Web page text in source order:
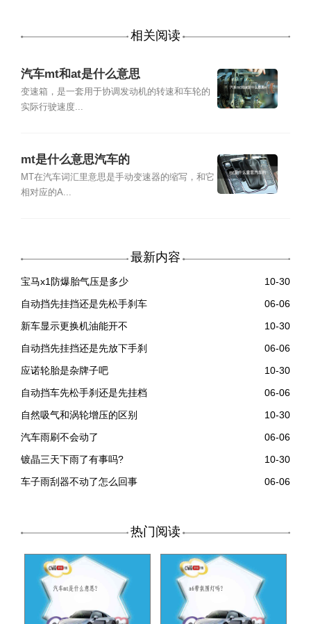
相关阅读
汽车mt和at是什么意思
变速箱，是一套用于协调发动机的转速和车轮的
实际行驶速度...
mt是什么意思汽车的
MT在汽车词汇里意思是手动变速器的缩写，和它
相对应的A...
最新内容
宝马x1防爆胎气压是多少
10-30
自动挡先挂挡还是先松手刹车
06-06
新车显示更换机油能开不
10-30
自动挡先挂挡还是先放下手刹
06-06
应诺轮胎是杂牌子吧
10-30
自动挡车先松手刹还是先挂档
06-06
自然吸气和涡轮增压的区别
10-30
汽车雨刷不会动了
06-06
镀晶三天下雨了有事吗?
10-30
车子雨刮器不动了怎么回事
06-06
热门阅读